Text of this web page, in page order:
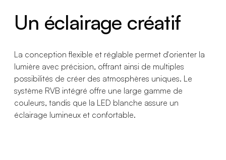
Un éclairage créatif
La conception flexible et réglable permet d'orienter la
lumière avec précision, offrant ainsi de multiples
possibilités de créer des atmosphères uniques. Le
système RVB intégré offre une large gamme de
couleurs, tandis que la LED blanche assure un
éclairage lumineux et confortable.